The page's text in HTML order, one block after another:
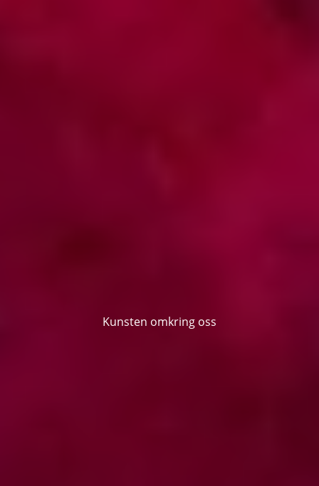
Kunsten omkring oss